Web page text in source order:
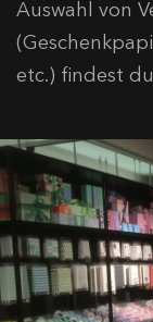
Auswahl von
etc.) findest